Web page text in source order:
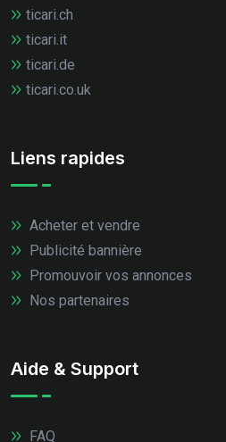
ticari.ch
ticari.it
ticari.de
ticari.co.uk
Liens rapides
Acheter et vendre
Publicité bannière
Promouvoir vos annonces
Nos partenaires
Aide & Support
FAQ